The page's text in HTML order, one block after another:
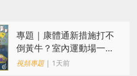
專題｜康體通新措施打不
倒黃牛？室內運動場一場
難求越炒越貴
視頻專題| 1天前